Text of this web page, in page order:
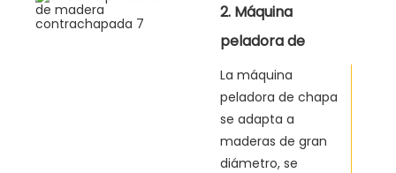
2. Máquina
peladora de
chapas
La máquina
peladora de chapa
se adapta a
maderas de gran
diámetro, se